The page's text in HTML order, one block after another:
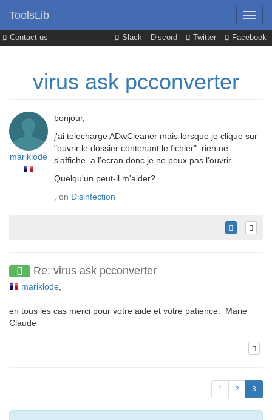
Contact us Slack Discord Twitter Facebook
ToolsLib
virus ask pcconverter
mariklode
bonjour,
j'ai telecharge ADwCleaner mais lorsque je clique sur
"ouvrir le dossier contenant le fichier" rien ne
s'affiche a l'ecran donc je ne peux pas l'ouvrir.
Quelqu'un peut-il m'aider?
, on Disinfection
Re: virus ask pcconverter
mariklode
en tous les cas merci pour votre aide et votre patience. Marie
Claude
1 2 3